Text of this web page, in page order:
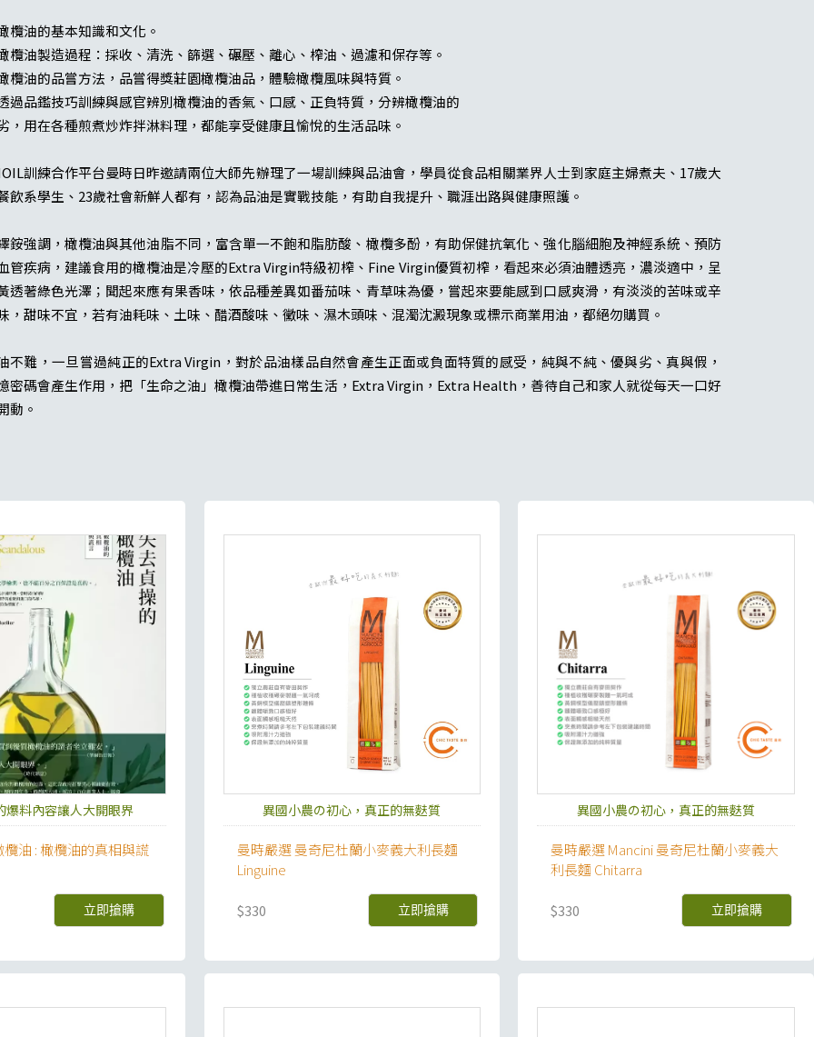
欖油的基本知識和文化。
欖油製造過程：採收、清洗、篩選、碾壓、離心、榨油、過濾和保存等。
欖油的品嘗方法，品嘗得獎莊園橄欖油品，體驗橄欖風味與特質。
過品鑑技巧訓練與感官辨別橄欖油的香氣、口感、正負特質，分辨橄欖油的
，用在各種煎煮炒炸拌淋料理，都能享受健康且愉悅的生活品味。
訓練合作平台曼時日昨邀請兩位大師先辦理了一場訓練與品油會，學員從食品相關業界人士到家庭主婦煮夫、17歲大
飲系學生、23歲社會新鮮人都有，認為品油是實戰技能，有助自我提升、職涯出路與健康照護。
銨強調，橄欖油與其他油脂不同，富含單一不飽和脂肪酸、橄欖多酚，有助保健抗氧化、強化腦細胞及神經系統、預防
管疾病，建議食用的橄欖油是冷壓的Extra Virgin特級初榨、Fine Virgin優質初榨，看起來必須油體透亮，濃淡適中，呈
透著綠色光澤；聞起來應有果香味，依品種差異如番茄味、青草味為優，嘗起來要能感到口感爽滑，有淡淡的苦味或辛
，甜味不宜，若有油耗味、土味、醋酒酸味、黴味、濕木頭味、混濁沈澱現象或標示商業用油，都絕勿購買。
不難，一旦嘗過純正的Extra Virgin，對於品油樣品自然會產生正面或負面特質的感受，純與不純、優與劣、真與假，
密碼會產生作用，把「生命之油」橄欖油帶進日常生活，Extra Virgin，Extra Health，善待自己和家人就從每天一口好
動。
爆料內容讓人大開眼界
油 : 橄欖油的真相與謊
立即搶購
異國小農の初心，真正的無麩質
曼時嚴選 曼奇尼杜蘭小麥義大利長麵
Linguine
$330 立即搶購
異國小農の初心，真正的無麩質
曼時嚴選 Mancini 曼奇尼杜蘭小麥義大
利長麵 Chitarra
$330 立即搶購